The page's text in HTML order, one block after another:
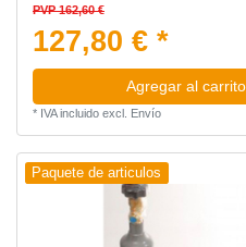
PVP 162,60 €
127,80 € *
Agregar al
* IVA incluidoexcl. Envío
Paquete de articulos